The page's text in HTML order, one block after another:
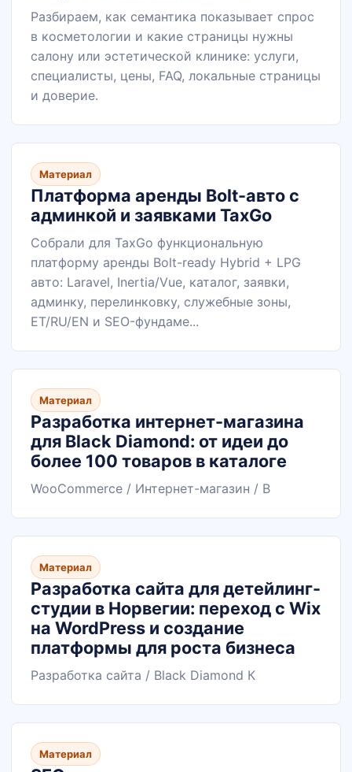
Разбираем, как семантика показывает спрос
в косметологии и какие страницы нужны
салону или эстетической клинике: услуги,
специалисты, цены, FAQ, локальные страницы
и доверие.
Материал
Платформа аренды Bolt-авто с
админкой и заявками TaxGo
Собрали для TaxGo функциональную
платформу аренды Bolt-ready Hybrid + LPG
авто: Laravel, Inertia/Vue, каталог, заявки,
админку, перелинковку, служебные зоны,
ET/RU/EN и SEO-фундаме...
Материал
Разработка интернет-магазина
для Black Diamond: от идеи до
более 100 товаров в каталоге
WooCommerce / Интернет-магазин / B
Материал
Разработка сайта для детейлинг-
студии в Норвегии: переход с Wix
на WordPress и создание
платформы для роста бизнеса
Разработка сайта / Black Diamond К
Материал